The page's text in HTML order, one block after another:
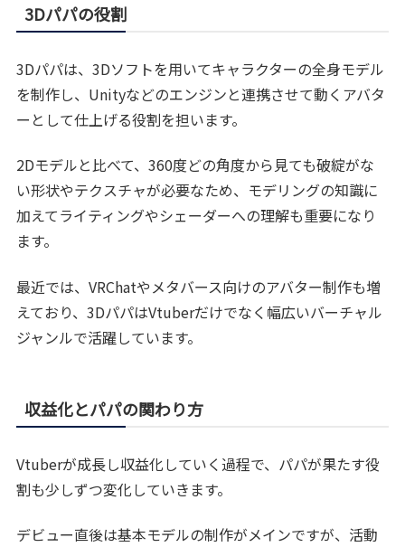
3Dパパの役割
3Dパパは、3Dソフトを用いてキャラクターの全身モデル
を制作し、Unityなどのエンジンと連携させて動くアバタ
ーとして仕上げる役割を担います。
2Dモデルと比べて、360度どの角度から見ても破綻がな
い形状やテクスチャが必要なため、モデリングの知識に
加えてライティングやシェーダーへの理解も重要になり
ます。
最近では、VRChatやメタバース向けのアバター制作も増
えており、3DパパはVtuberだけでなく幅広いバーチャル
ジャンルで活躍しています。
収益化とパパの関わり方
Vtuberが成長し収益化していく過程で、パパが果たす役
割も少しずつ変化していきます。
デビュー直後は基本モデルの制作がメインですが、活動